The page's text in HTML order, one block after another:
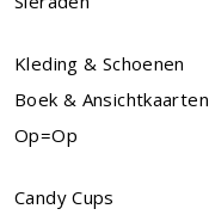
Kleding & Schoenen
Boek & Ansichtkaarten
Op=Op
Candy Cups